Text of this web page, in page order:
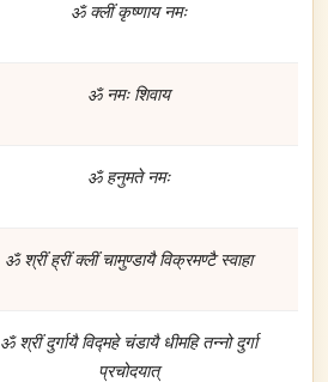
ॐ क्लीं कृष्णाय नमः
ॐ नमः शिवाय
ॐ हनुमते नमः
ॐ श्रीं ह्रीं क्लीं चामुण्डायै विक्रमण्टै स्वाहा
ॐ श्रीं दुर्गायै विद्महे चंडायै धीमहि तन्नो दुर्गा
प्रचोदयात्